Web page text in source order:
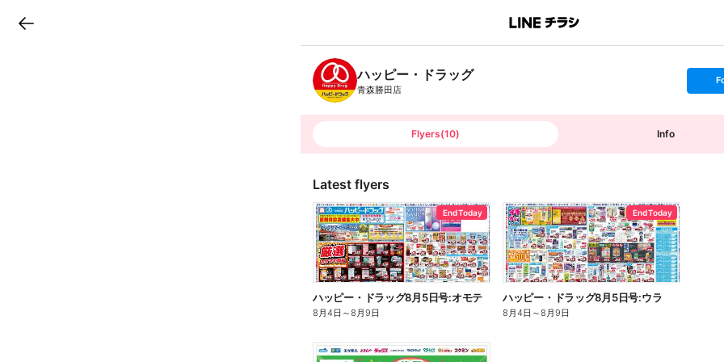
B
n
c
h
T
ハッピー・ドラッグ
青森勝田店
s
t
o
Flyers(10) Info
Latest flyers
End Today
ハッピー・ドラッグ8月5日号:オモテ
8月4日 ～8月9日
End Today
ハッピー・ドラッグ8月5日号:ウラ
8月4日 ～8月9日